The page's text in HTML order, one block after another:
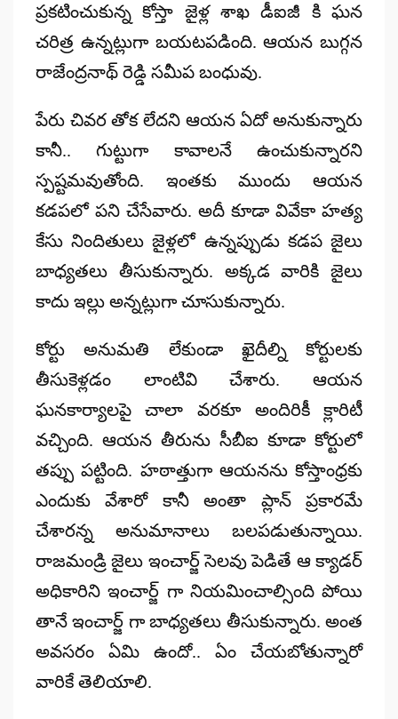
ప్రకటించుకున్న కోస్తా జైళ్ల శాఖ డీఐజీ కి ఘన
చరిత్ర ఉన్నట్లుగా బయటపడింది. ఆయన బుగ్గన
రాజేంద్రనాథ్ రెడ్డి సమీప బంధువు.
పేరు చివర తోక లేదని ఆయన ఏదో అనుకున్నారు
కానీ.. గుట్టుగా కావాలనే ఉంచుకున్నారని
స్పష్టమవుతోంది. ఇంతకు ముందు ఆయన
కడపలో పని చేసేవారు. అదీ కూడా వివేకా హత్య
కేసు నిందితులు జైళ్లలో ఉన్నప్పుడు కడప జైలు
బాధ్యతలు తీసుకున్నారు. అక్కడ వారికి జైలు
కాదు ఇల్లు అన్నట్లుగా చూసుకున్నారు.
కోర్టు అనుమతి లేకుండా ఖైదీల్ని కోర్టులకు
తీసుకెళ్లడం లాంటివి చేశారు. ఆయన
ఘనకార్యాలపై చాలా వరకూ అందిరికీ క్లారిటీ
వచ్చింది. ఆయన తీరును సీబీఐ కూడా కోర్టులో
తప్పు పట్టింది. హఠాత్తుగా ఆయనను కోస్తాంధ్రకు
ఎందుకు వేశారో కానీ అంతా ప్లాన్ ప్రకారమే
చేశారన్న అనుమానాలు బలపడుతున్నాయి.
రాజమండ్రి జైలు ఇంచార్జ్ సెలవు పెడితే ఆ క్యాడర్
అధికారిని ఇంచార్జ్ గా నియమించాల్సింది పోయి
తానే ఇంచార్జ్ గా బాధ్యతలు తీసుకున్నారు. అంత
అవసరం ఏమి ఉందో.. ఏం చేయబోతున్నారో
వారికే తెలియాలి.